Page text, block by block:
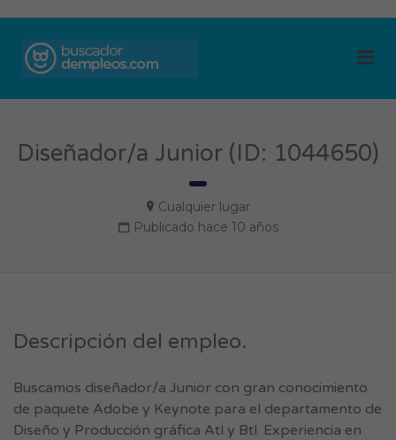
Diseñador/a Junior (ID: 1044650)
Cualquier lugar
Publicado hace 10 años
Descripción del empleo.
Buscamos diseñador/a Junior con gran conocimiento
de paquete Adobe y Keynote para el departamento de
Diseño y Producción gráfica Atl y Btl. Experiencia en